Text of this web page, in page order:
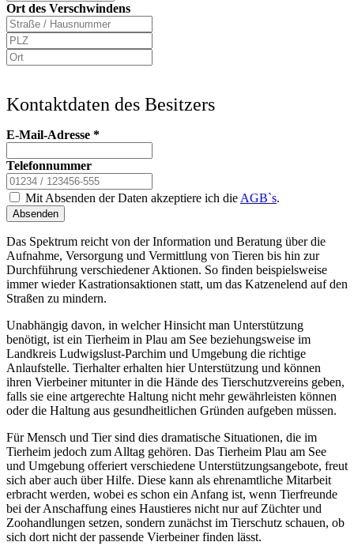
Ort des Verschwindens
Kontaktdaten des Besitzers
E-Mail-Adresse *
Telefonnummer
Mit Absenden der Daten akzeptiere ich die AGB`s.
Absenden
Das Spektrum reicht von der Information und Beratung über die
Aufnahme, Versorgung und Vermittlung von Tieren bis hin zur
Durchführung verschiedener Aktionen. So finden beispielsweise
immer wieder Kastrationsaktionen statt, um das Katzenelend auf den
Straßen zu mindern.
Unabhängig davon, in welcher Hinsicht man Unterstützung
benötigt, ist ein Tierheim in Plau am See beziehungsweise im
Landkreis Ludwigslust-Parchim und Umgebung die richtige
Anlaufstelle. Tierhalter erhalten hier Unterstützung und können
ihren Vierbeiner mitunter in die Hände des Tierschutzvereins geben,
falls sie eine artgerechte Haltung nicht mehr gewährleisten können
oder die Haltung aus gesundheitlichen Gründen aufgeben müssen.
Für Mensch und Tier sind dies dramatische Situationen, die im
Tierheim jedoch zum Alltag gehören. Das Tierheim Plau am See
und Umgebung offeriert verschiedene Unterstützungsangebote, freut
sich aber auch über Hilfe. Diese kann als ehrenamtliche Mitarbeit
erbracht werden, wobei es schon ein Anfang ist, wenn Tierfreunde
bei der Anschaffung eines Haustieres nicht nur auf Züchter und
Zoohandlungen setzen, sondern zunächst im Tierschutz schauen, ob
sich dort nicht der passende Vierbeiner finden lässt.